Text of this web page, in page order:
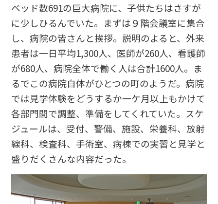
ベッド数691の巨大病院に、子供たちはさすが
に少しひるんでいた。まずは９階会議室に集合
し、病院の皆さんと挨拶。説明のよると、外来
患者は一日平均1,300人、医師が260人、看護師
が680人、病院全体で働く人は合計1600人。ま
るでこの病院自体がひとつの町のようだ。病院
では見学体験をどうするか一ケ月以上もかけて
各部門間で調整、準備をしてくれていた。スケ
ジュールは、受付、警備、施設、栄養科、放射
線科、検査科、手術室、病棟での実習と見学と
盛りだくさんな内容だった。